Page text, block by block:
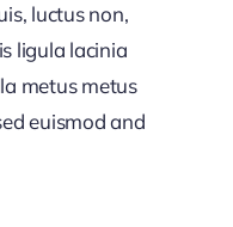
luctus non,
ligula lacinia
metus metus
euismod and